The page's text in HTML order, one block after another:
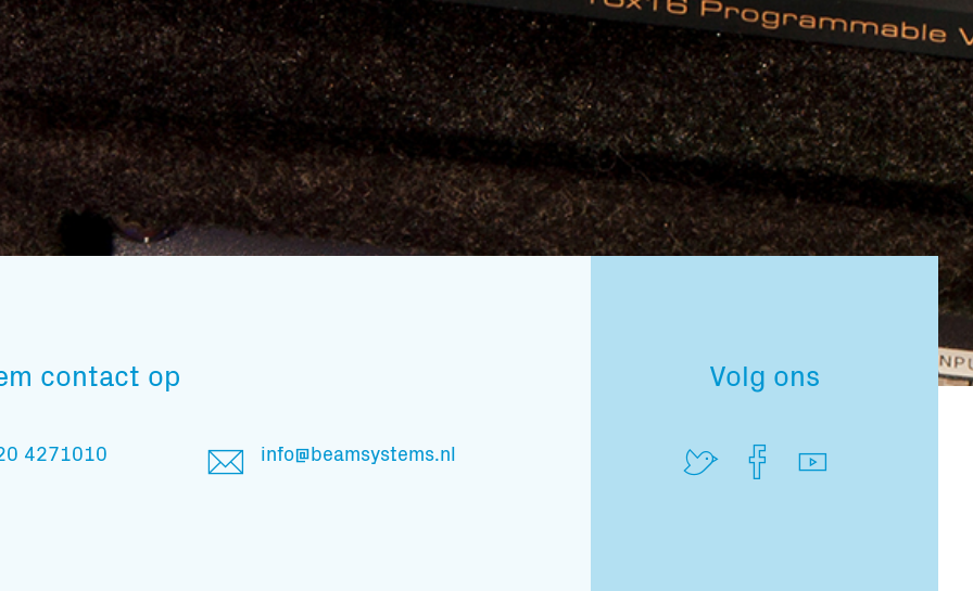
contact op
4271010 info@beamsystems.nl
Volg ons
En blijf op de hoogte